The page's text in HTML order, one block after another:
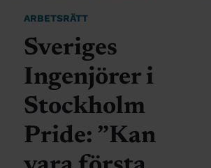
ARBETSRÄTT
Sveriges
Ingenjörer i
Stockholm
Pride: ”Kan